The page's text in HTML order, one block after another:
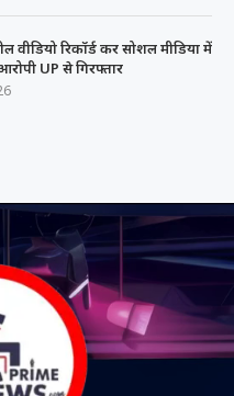
वीडियो रिकॉर्ड कर सोशल मीडिया में
UP से गिरफ्तार